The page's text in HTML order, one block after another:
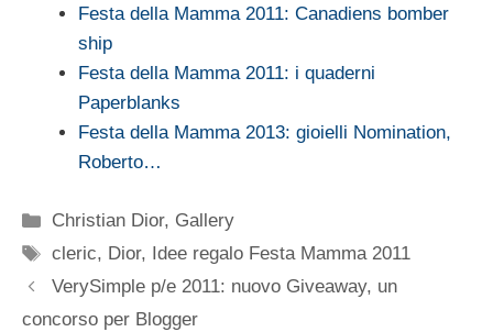
Festa della Mamma 2011: Canadiens bomber
ship
Festa della Mamma 2011: i quaderni
Paperblanks
Festa della Mamma 2013: gioielli Nomination,
Roberto…
Categorie
Christian Dior, Gallery
Tag
cleric, Dior, Idee regalo Festa Mamma 2011
VerySimple p/e 2011: nuovo Giveaway, un
concorso per Blogger